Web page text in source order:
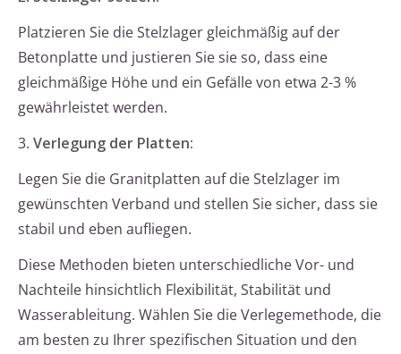
Platzieren Sie die Stelzlager gleichmäßig auf der
Betonplatte und justieren Sie sie so, dass eine
gleichmäßige Höhe und ein Gefälle von etwa 2-3 %
gewährleistet werden.
3. Verlegung der Platten:
Legen Sie die Granitplatten auf die Stelzlager im
gewünschten Verband und stellen Sie sicher, dass sie
stabil und eben aufliegen.
Diese Methoden bieten unterschiedliche Vor- und
Nachteile hinsichtlich Flexibilität, Stabilität und
Wasserableitung. Wählen Sie die Verlegemethode, die
am besten zu Ihrer spezifischen Situation und den